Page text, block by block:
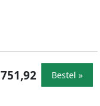
751,92 Bestel »